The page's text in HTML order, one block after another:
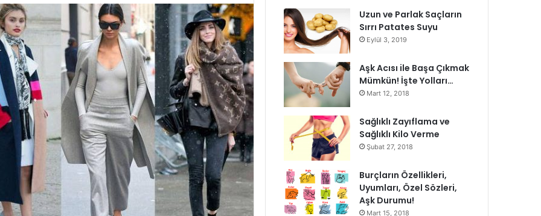
Uzun ve Parlak Saçların
Sırrı Patates Suyu
Eylül 3, 2019
Aşk Acısı ile Başa Çıkmak
Mümkün! İşte Yolları…
Mart 12, 2018
Sağlıklı Zayıflama ve
Sağlıklı Kilo Verme
Şubat 27, 2018
Burçların Özellikleri,
Uyumları, Özel Sözleri,
Aşk Durumu!
Mart 15, 2018